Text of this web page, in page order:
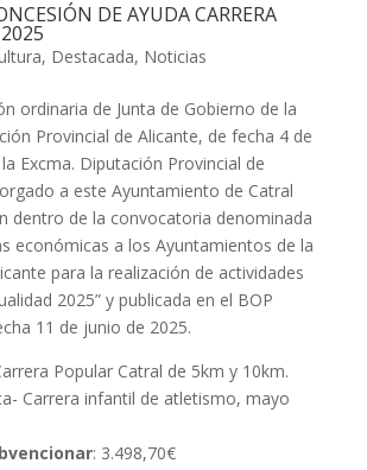
DE AYUDA CARRERA
, Destacada, Noticias
ordinaria de Junta de Gobierno de la
Provincial de Alicante, de fecha 4 de
Excma. Diputación Provincial de
a este Ayuntamiento de Catral
dentro de la convocatoria denominada
económicas a los Ayuntamientos de la
para la realización de actividades
2025” y publicada en el BOP
11 de junio de 2025.
Popular Catral de 5km y 10km.
Carrera infantil de atletismo, mayo
: 3.498,70€